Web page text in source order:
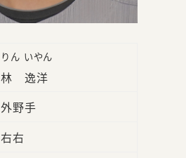
りん いやん
林 逸洋
外野手
右右